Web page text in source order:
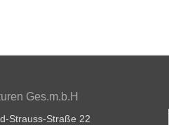
Ges.m.b.H
Strauss-Straße 22